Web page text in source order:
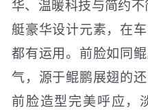
华、温暖科技与简约
艇豪华设计元素，在
都有运用。前脸如同
气，源于鲲鹏展翅的
前脸造型完美呼应，